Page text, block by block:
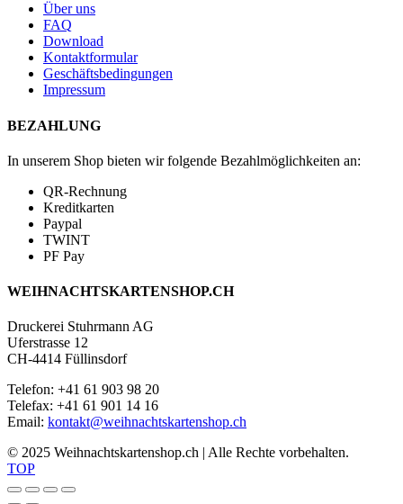
Über uns
FAQ
Download
Kontaktformular
Geschäftsbedingungen
Impressum
BEZAHLUNG
In unserem Shop bieten wir folgende Bezahlmöglichkeiten an:
QR-Rechnung
Kreditkarten
Paypal
TWINT
PF Pay
WEIHNACHTSKARTENSHOP.CH
Druckerei Stuhrmann AG
Uferstrasse 12
CH-4414 Füllinsdorf
Telefon: +41 61 903 98 20
Telefax: +41 61 901 14 16
Email: kontakt@weihnachtskartenshop.ch
© 2025 Weihnachtskartenshop.ch | Alle Rechte vorbehalten.
TOP